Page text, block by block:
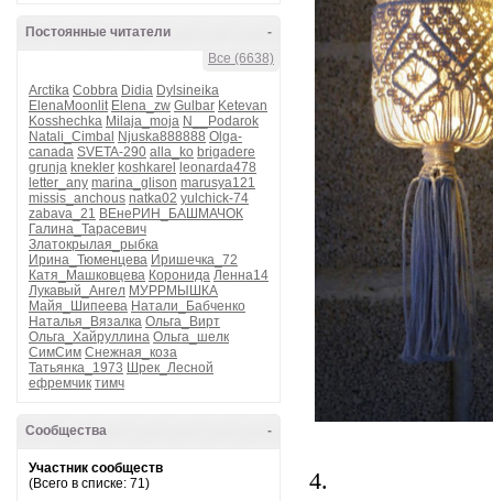
-
Постоянные читатели
Все (6638)
Arctika Cobbra Didia Dylsineika
ElenaMoonlit Elena_zw Gulbar Ketevan
Kosshechka Milaja_moja N__Podarok
Natali_Cimbal Njuska888888 Olga-
canada SVETA-290 alla_ko brigadere
grunja knekler koshkarel
leonarda478
letter_any marina_glison marusya121
missis_anchous natka02 yulchick-74
zabava_21 ВЕнеРИН_БАШМАЧОК
Галина_Тарасевич
Златокрылая_рыбка
Ирина_Тюменцева Иришечка_72
Катя_Машковцева Коронида Ленна14
Лукавый_Ангел МУРРМЫШКА
Майя_Шипеева Натали_Бабченко
Наталья_Вязалка Ольга_Вирт
Ольга_Хайруллина Ольга_шелк
СимСим Снежная_коза
Татьянка_1973 Шрек_Лесной
ефремчик тимч
-
Сообщества
Участник сообществ
(Всего в списке: 71)
4.